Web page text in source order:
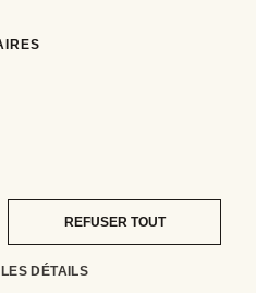
REFUSER TOUT
DÉTAILS